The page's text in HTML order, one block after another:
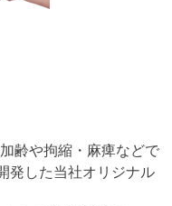
齢や拘縮・麻痺などで
発した当社オリジナル